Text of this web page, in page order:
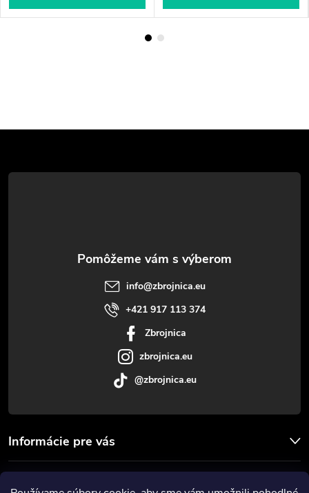
á
Informácie pre vás
info@zbrojnica.eu
+421 917 113 374
Zbrojnica
zbrojnica.eu
@zbrojnica.eu